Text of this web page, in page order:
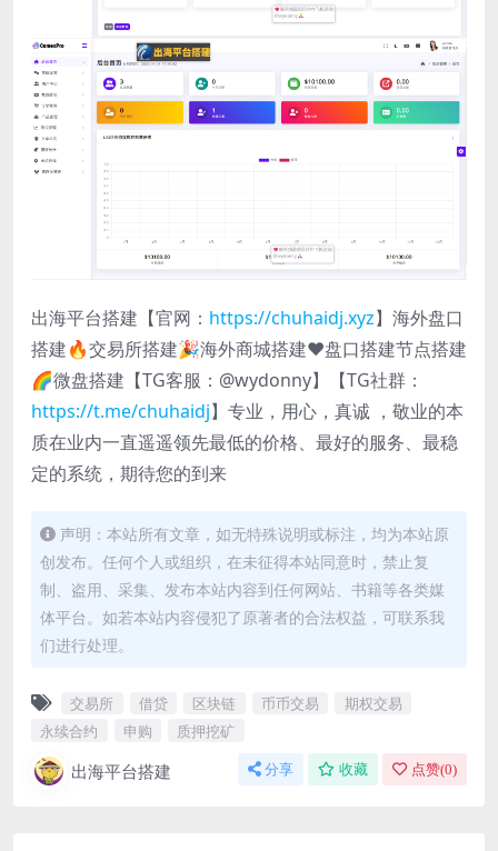
出海平台搭建【官网： https://chuhaidj.xyz】海外盘口
搭建🔥交易所搭建🎉海外商城搭建❤️盘口搭建节点搭建
🌈微盘搭建【TG客服：@wydonny】【TG社群：
https://t.me/chuhaidj】专业，用心，真诚 ，敬业的本
质在业内一直遥遥领先最低的价格、最好的服务、最稳
定的系统，期待您的到来
声明：本站所有文章，如无特殊说明或标注，均为本站原
创发布。任何个人或组织，在未征得本站同意时，禁止复
制、盗用、采集、发布本站内容到任何网站、书籍等各类媒
体平台。如若本站内容侵犯了原著者的合法权益，可联系我
们进行处理。
交易所 借贷 区块链 币币交易
期权交易
永续合约
申购 质押挖矿
出海平台搭建 分享 收藏 点赞(0)